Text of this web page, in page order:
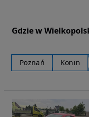
Gdzie w
Poznań Konin